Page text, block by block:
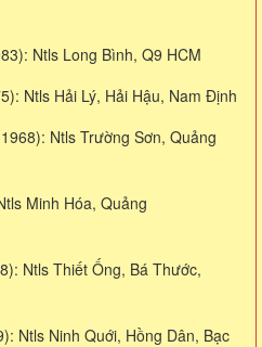
Ntls Long Bình, Q9 HCM
Ntls Hải Lý, Hải Hậu, Nam Định
Ntls Trường Sơn, Quảng
Minh Hóa, Quảng
Ntls Thiết Ống, Bá Thước,
Ntls Ninh Quới, Hồng Dân, Bạc